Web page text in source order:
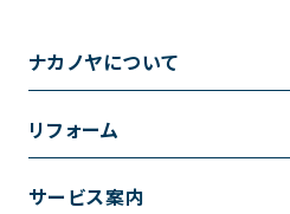
ナカノヤについて
事業内容
リフォーム
トイレのリフォーム
サービス案内